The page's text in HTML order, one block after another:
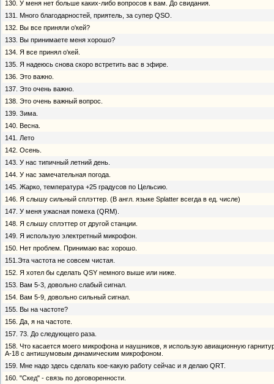
130. У меня нет больше каких-либо вопросов к вам. До свидания.
131. Много благодарностей, приятель, за супер QSO.
132. Вы все приняли о'кей?
133. Вы принимаете меня хорошо?
134. Я все принял о'кей.
135. Я надеюсь снова скоро встретить вас в эфире.
136. Это важно.
137. Это очень важно.
138. Это очень важный вопрос.
139. Зима.
140. Весна.
141. Лето
142. Осень.
143. У нас типичный летний день.
144. У нас замечательная погода.
145. Жарко, температура +25 градусов по Цельсию.
146. Я слышу сильный сплэттер. (В англ. языке Splatter всегда в ед. числе)
147. У меня ужасная помеха (QRM).
148. Я слышу сплэттер от другой станции.
149. Я использую электретный микрофон.
150. Нет проблем. Принимаю вас хорошо.
151.Эта частота не совсем чистая.
152. Я хотел бы сделать QSY немного выше или ниже.
153. Вам 5-3, довольно слабый сигнал.
154. Вам 5-9, довольно сильный сигнал.
155. Вы на частоте?
156. Да, я на частоте.
157. 73. До следующего раза.
158. Что касается моего микрофона и наушников, я использую авиационную
А-18 с антишумовым динамическим микрофоном.
159. Мне надо здесь сделать кое-какую paботу сейчас и я делаю QRT.
160. "Скед" - связь по договоренности.